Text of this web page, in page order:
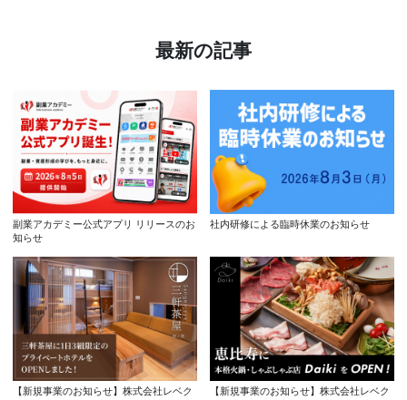
最新の記事
副業アカデミー公式アプリ リリースのお
知らせ
社内研修による臨時休業のお知らせ
【新規事業のお知らせ】株式会社レベク
【新規事業のお知らせ】株式会社レベク